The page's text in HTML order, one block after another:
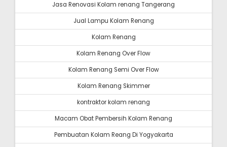
Jasa Renovasi Kolam renang Tangerang
Jual Lampu Kolam Renang
Kolam Renang
Kolam Renang Over Flow
Kolam Renang Semi Over Flow
Kolam Renang Skimmer
kontraktor kolam renang
Macam Obat Pembersih Kolam Renang
Pembuatan Kolam Reang Di Yogyakarta